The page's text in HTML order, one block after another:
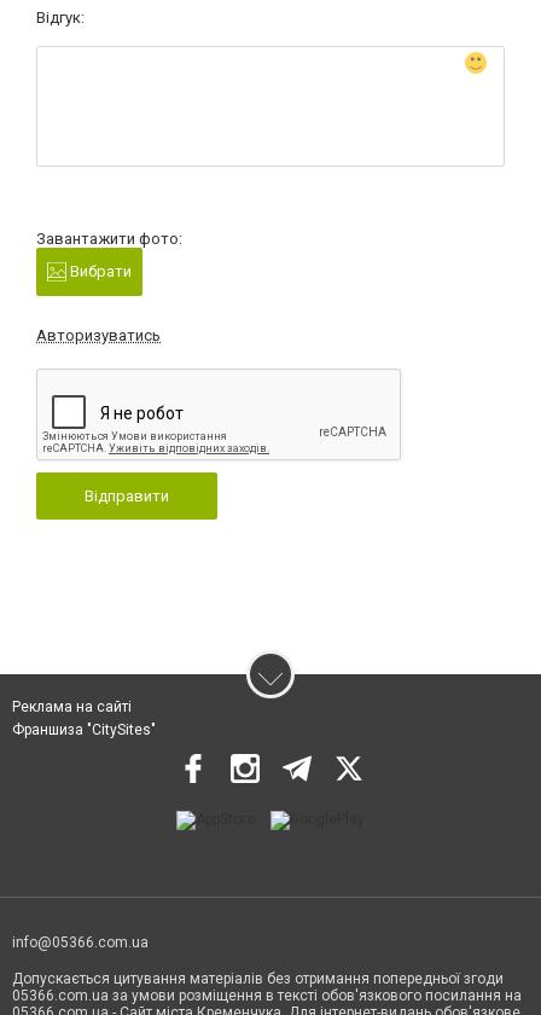
Відгук:
Завантажити фото:
Вибрати
Авторизуватись
Відправити
Реклама на сайті
Франшиза "CitySites"
info@05366.com.ua
Допускається цитування матеріалів без отримання попередньої згоди
05366.com.ua за умови розміщення в тексті обов'язкового посилання на